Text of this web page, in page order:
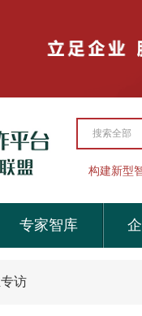
搜索全部
构建新型
专家智库
访